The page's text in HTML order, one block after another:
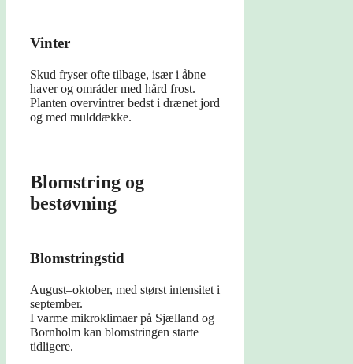
Vinter
Skud fryser ofte tilbage, især i åbne
haver og områder med hård frost.
Planten overvintrer bedst i drænet jord
og med mulddække.
Blomstring og
bestøvning
Blomstringstid
August–oktober, med størst intensitet i
september.
I varme mikroklimaer på Sjælland og
Bornholm kan blomstringen starte
tidligere.